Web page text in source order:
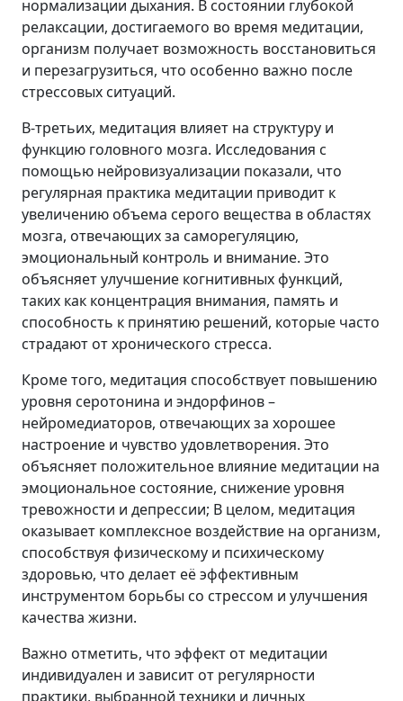
нормализации дыхания. В состоянии глубокой
релаксации, достигаемого во время медитации,
организм получает возможность восстановиться
и перезагрузиться, что особенно важно после
стрессовых ситуаций.
В-третьих, медитация влияет на структуру и
функцию головного мозга. Исследования с
помощью нейровизуализации показали, что
регулярная практика медитации приводит к
увеличению объема серого вещества в областях
мозга, отвечающих за саморегуляцию,
эмоциональный контроль и внимание. Это
объясняет улучшение когнитивных функций,
таких как концентрация внимания, память и
способность к принятию решений, которые часто
страдают от хронического стресса.
Кроме того, медитация способствует повышению
уровня серотонина и эндорфинов –
нейромедиаторов, отвечающих за хорошее
настроение и чувство удовлетворения. Это
объясняет положительное влияние медитации на
эмоциональное состояние, снижение уровня
тревожности и депрессии; В целом, медитация
оказывает комплексное воздействие на организм,
способствуя физическому и психическому
здоровью, что делает её эффективным
инструментом борьбы со стрессом и улучшения
качества жизни.
Важно отметить, что эффект от медитации
индивидуален и зависит от регулярности
практики, выбранной техники и личных